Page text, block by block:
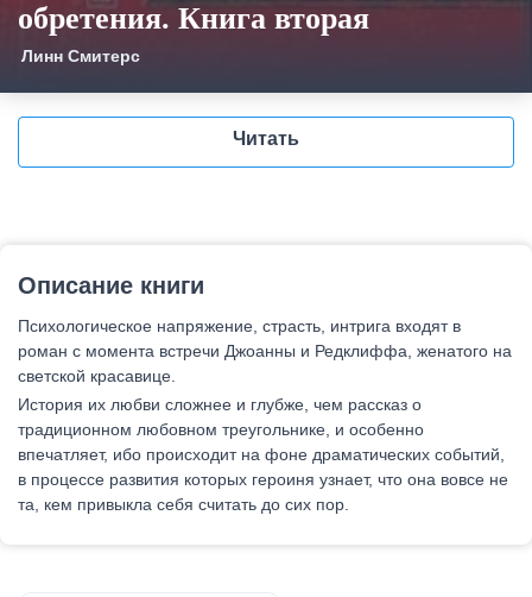
обретения. Книга вторая
Линн Смитерс
Читать
Описание книги
Психологическое напряжение, страсть, интрига входят в
роман с момента встречи Джоанны и Редклиффа, женатого на
светской красавице.
История их любви сложнее и глубже, чем рассказ о
традиционном любовном треугольнике, и особенно
впечатляет, ибо происходит на фоне драматических событий,
в процессе развития которых героиня узнает, что она вовсе не
та, кем привыкла себя считать до сих пор.